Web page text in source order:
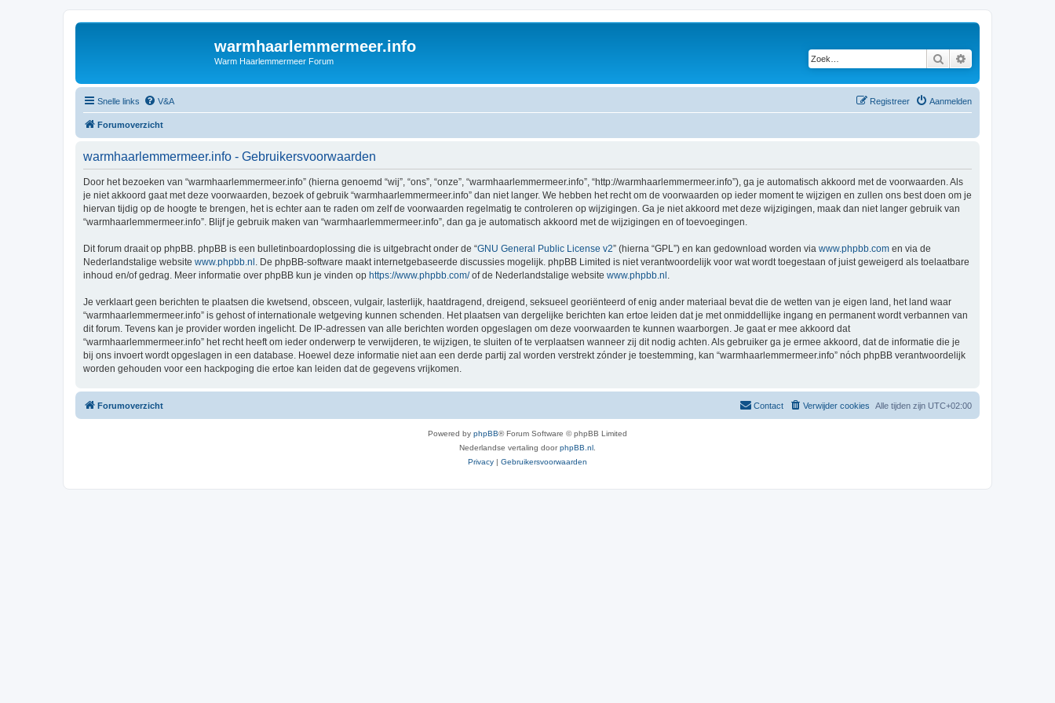
warmhaarlemmermeer.info
Warm Haarlemmermeer Forum Zoek
Snelle links V&A Aanmelden
Registreer
Forumoverzicht
warmhaarlemmermeer.info - Gebruikersvoorwaarden
Door het bezoeken van “warmhaarlemmermeer.info” (hierna genoemd “wij”, “ons”, “onze”, “warmhaarlemmermeer.info”, “http://warmhaarlemmermeer.info”), ga je automatisch akkoord met de voorwaarden. Als
je niet akkoord gaat met deze voorwaarden, bezoek of gebruik “warmhaarlemmermeer.info” dan niet langer. We hebben het recht om de voorwaarden op ieder moment te wijzigen en zullen ons best doen om je
hiervan tijdig op de hoogte te brengen, het is echter aan te raden om zelf de voorwaarden regelmatig te controleren op wijzigingen. Ga je niet akkoord met deze wijzigingen, maak dan niet langer gebruik van
“warmhaarlemmermeer.info”. Blijf je gebruik maken van “warmhaarlemmermeer.info”, dan ga je automatisch akkoord met de wijzigingen en of toevoegingen.
Dit forum draait op phpBB. phpBB is een bulletinboardoplossing die is uitgebracht onder de “GNU General Public License v2” (hierna “GPL”) en kan gedownload worden via www.phpbb.com en via de
Nederlandstalige website www.phpbb.nl . De phpBB-software maakt internetgebaseerde discussies mogelijk. phpBB Limited is niet verantwoordelijk voor wat wordt toegestaan of juist geweigerd als toelaatbare
inhoud en/of gedrag. Meer informatie over phpBB kun je vinden op https://www.phpbb.com/of de Nederlandstalige website www.phpbb.nl
Je verklaart geen berichten te plaatsen die kwetsend, obsceen, vulgair, lasterlijk, haatdragend, dreigend, seksueel georiënteerd of enig ander materiaal bevat die de wetten van je eigen land, het land waar
“warmhaarlemmermeer.info” is gehost of internationale wetgeving kunnen schenden. Het plaatsen van dergelijke berichten kan ertoe leiden dat je met onmiddellijke ingang en permanent wordt verbannen van
dit forum. Tevens kan je provider worden ingelicht. De IP-adressen van alle berichten worden opgeslagen om deze voorwaarden te kunnen waarborgen. Je gaat er mee akkoord dat
“warmhaarlemmermeer.info” het recht heeft om ieder onderwerp te verwijderen, te wijzigen, te sluiten of te verplaatsen wanneer zij dit nodig achten. Als gebruiker ga je ermee akkoord, dat de informatie die je
bij ons invoert wordt opgeslagen in een database. Hoewel deze informatie niet aan een derde partij zal worden verstrekt zónder je toestemming, kan “warmhaarlemmermeer.info” nóch phpBB verantwoordelijk
worden gehouden voor een hackpoging die ertoe kan leiden dat de gegevens vrijkomen.
Forumoverzicht Alle tijden zijn UTC+02:00
Verwijder cookies
Contact
Powered by phpBB® Forum Software © phpBB Limited
Nederlandse vertaling doorphpBB.nl
Privacy | Gebruikersvoorwaarden